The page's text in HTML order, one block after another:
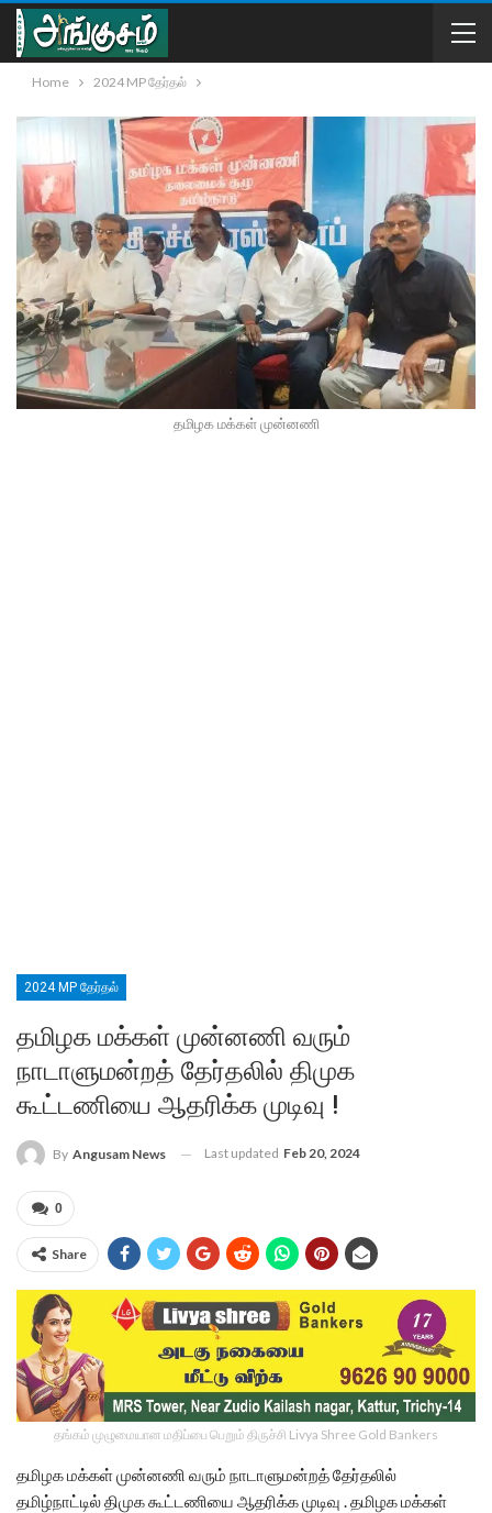
Home 2024 MP தேர்தல்
தமிழக மக்கள்‌ முன்னணி
2024 MP தேர்தல்
தமிழக மக்கள்‌ முன்னணி வரும்
நாடாளுமன்றத் தேர்தலில் திமுக
கூட்டணியை ஆதரிக்க முடிவு !
By Angusam News Last updated Feb 20, 2024
0
Share
தங்கம் முழுமையான மதிப்பை பெறும் திருச்சி Livya Shree Gold Bankers
தமிழக மக்கள்‌ முன்னணி வரும் நாடாளுமன்றத் தேர்தலில்
தமிழ்நாட்டில் திமுக கூட்டணியை ஆதரிக்க முடிவு . தமிழக மக்கள்